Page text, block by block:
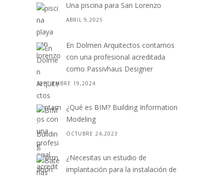
Una piscina para San Lorenzo
ABRIL 9,2025
En Dolmen Arquitectos contamos
con una profesional acreditada
como Passivhaus Designer
SEPTIEMBRE 19,2024
¿Qué es BIM? Building Information
Modeling
OCTUBRE 24,2023
¿Necesitas un estudio de
implantación para la instalación de